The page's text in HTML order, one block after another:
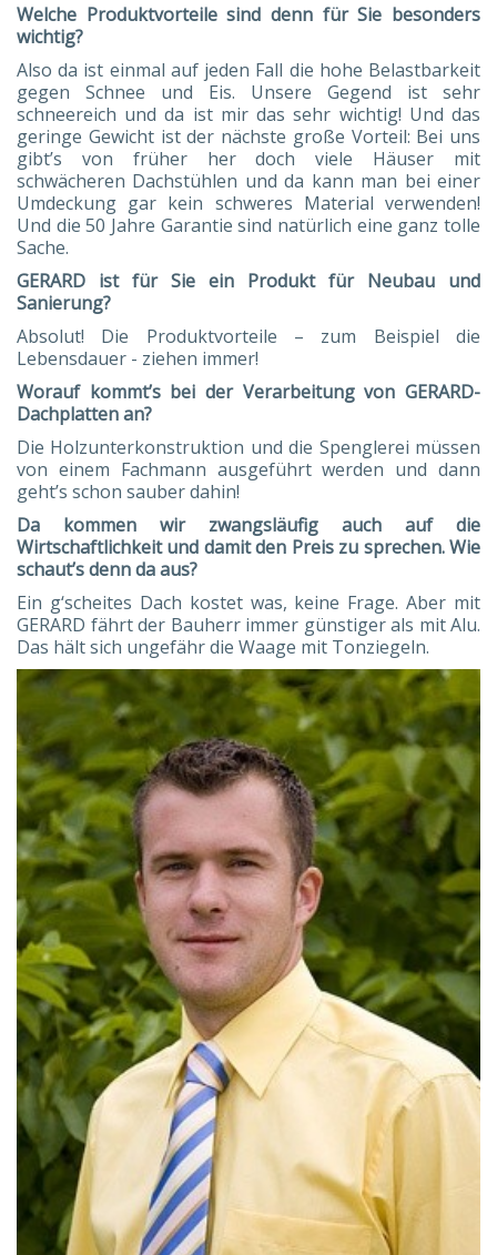
Welche Produktvorteile sind denn für Sie besonders
wichtig?
Also da ist einmal auf jeden Fall die hohe Belastbarkeit
gegen Schnee und Eis. Unsere Gegend ist sehr
schneereich und da ist mir das sehr wichtig! Und das
geringe Gewicht ist der nächste große Vorteil: Bei uns
gibt’s von früher her doch viele Häuser mit
schwächeren Dachstühlen und da kann man bei einer
Umdeckung gar kein schweres Material verwenden!
Und die 50 Jahre Garantie sind natürlich eine ganz tolle
Sache.
GERARD ist für Sie ein Produkt für Neubau und
Sanierung?
Absolut! Die Produktvorteile – zum Beispiel die
Lebensdauer - ziehen immer!
Worauf kommt’s bei der Verarbeitung von GERARD-
Dachplatten an?
Die Holzunterkonstruktion und die Spenglerei müssen
von einem Fachmann ausgeführt werden und dann
geht’s schon sauber dahin!
Da kommen wir zwangsläufig auch auf die
Wirtschaftlichkeit und damit den Preis zu sprechen. Wie
schaut’s denn da aus?
Ein g‘scheites Dach kostet was, keine Frage. Aber mit
GERARD fährt der Bauherr immer günstiger als mit Alu.
Das hält sich ungefähr die Waage mit Tonziegeln.